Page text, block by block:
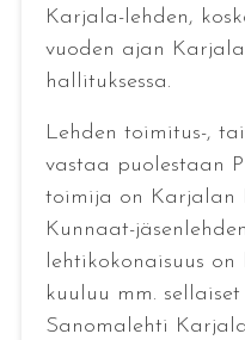
Karjala-lehden,
vuoden ajan
hallituksessa.
Lehden toimitus-,
vastaa puolestaan
toimija on Karjalan
Kunnaat-
lehtikokonaisuus
kuuluu mm.
Sanomalehti